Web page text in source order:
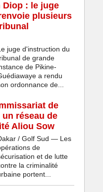
Diop : le juge
plusieurs
juge d'instruction du
de grande
de Pikine-
a rendu
ordonnance de...
de
réseau de
Aliou Sow
/ Golf Sud — Les
de
et de lutte
la criminalité
portent...